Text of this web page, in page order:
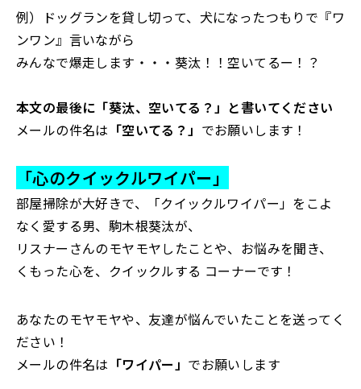
例）ドッグランを貸し切って、犬になったつもりで『ワ
ンワン』言いながら
みんなで爆走します・・・葵汰！！空いてるー！？
本文の最後に「葵汰、空いてる？」と書いてください
メールの件名は 「空いてる？」 でお願いします！
「心のクイックルワイパー」
部屋掃除が大好きで、「クイックルワイパー」をこよ
なく愛する男、駒木根葵汰が、
リスナーさんのモヤモヤしたことや、お悩みを聞き、
くもった心を、クイックルする コーナーです！
あなたのモヤモヤや、友達が悩んでいたことを送ってく
ださい！
メールの件名は 「ワイパー」 でお願いします